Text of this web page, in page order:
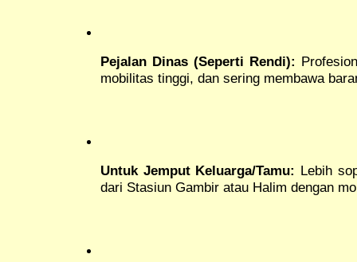
Pejalan Dinas (Seperti Rendi):
mobilitas tinggi, dan sering membawa
Untuk Jemput Keluarga/Tamu: Lebih
dari Stasiun Gambir atau Halim dengan